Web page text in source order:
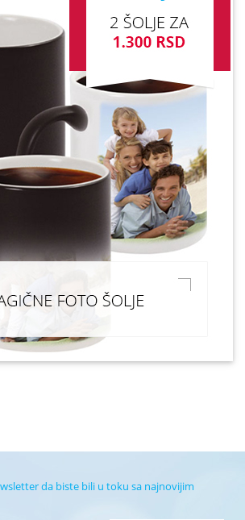
da biste bili u toku sa najnovijim